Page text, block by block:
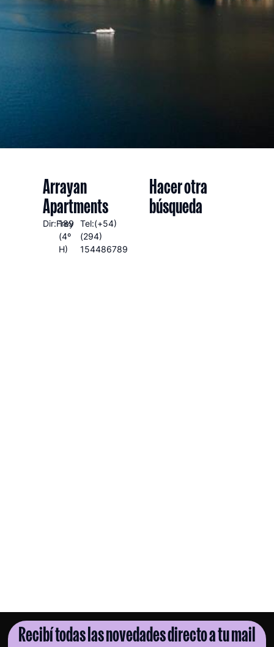
Arrayan
Apartments
Dir:Frey
189
(4º
H)
Tel:(+54)
(294)
154486789
Hacer otra
búsqueda
Recibí todas las novedades directo a tu mail